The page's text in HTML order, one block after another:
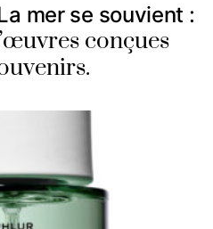
mer se souvient :
conçues